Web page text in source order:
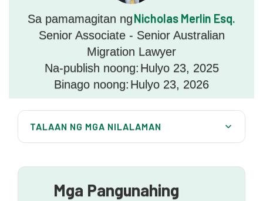
Sa pamamagitan ngNicholas Merlin Esq.
Senior Associate - Senior Australian
Migration Lawyer
Na-publish noong: Hulyo 23, 2025
Binago noong: Hulyo 23, 2026
TALAAN NG MGA NILALAMAN
Mga Pamantayan sa Pagiging Karapat-dapat para
Mga Pangunahing